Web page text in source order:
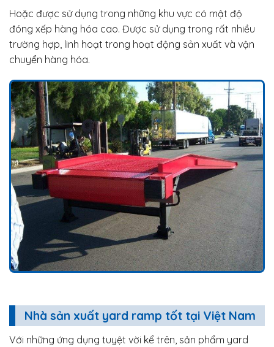
Hoặc được sử dụng trong những khu vực có mật độ
đóng xếp hàng hóa cao. Được sử dụng trong rất nhiều
trường hợp, linh hoạt trong hoạt động sản xuất và vận
chuyển hàng hóa.
Nhà sản xuất yard ramp tốt tại Việt Nam
Với những ứng dụng tuyệt vời kể trên, sản phẩm yard